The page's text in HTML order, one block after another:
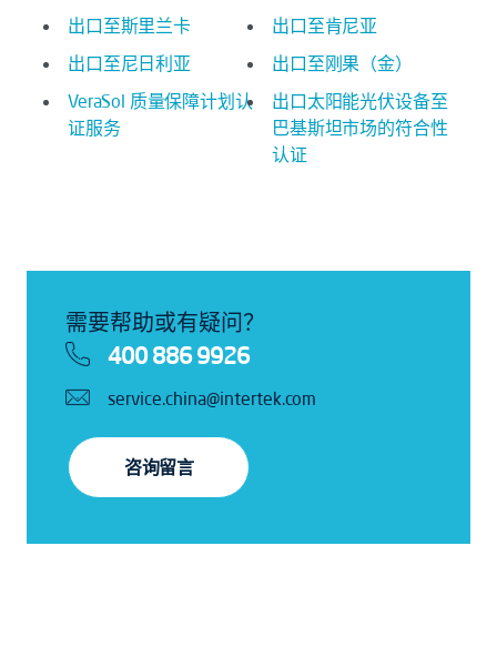
出口至斯里兰卡
出口至肯尼亚
出口至尼日利亚
出口至刚果（金）
VeraSol 质量保障计划认
证服务
出口太阳能光伏设备至
巴基斯坦市场的符合性
认证
需要帮助或有疑问？
400 886 9926
service.china@intertek.com
咨询留言